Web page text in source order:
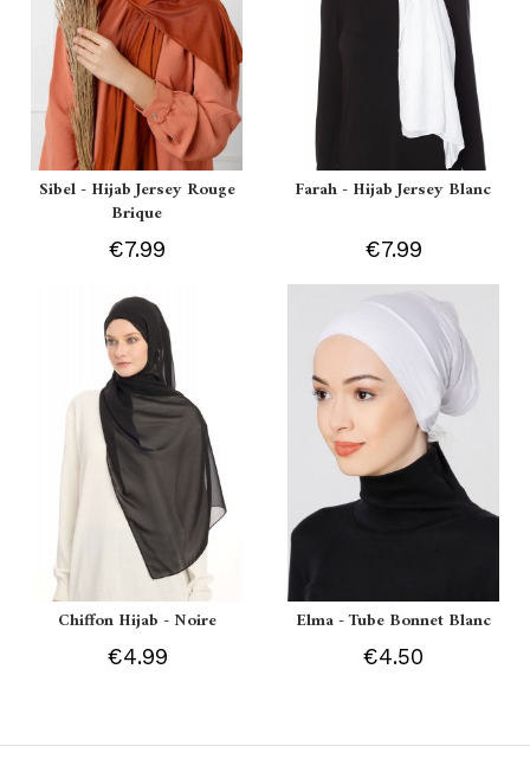
Sibel - Hijab Jersey Rouge
Brique
€7.99
Farah - Hijab Jersey Blanc
€7.99
Chiffon Hijab - Noire
€4.99
Elma - Tube Bonnet Blanc
€4.50